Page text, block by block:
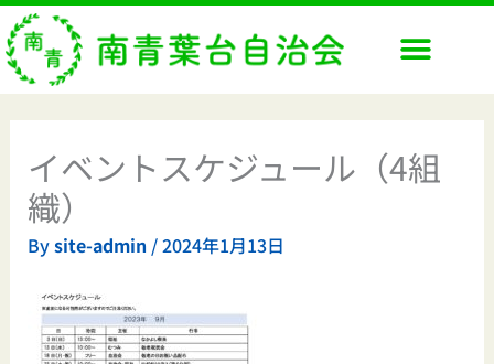
内
容
を
ス
キ
イベントスケジュール（4組
織）
Bysite-admin /2024年1月13日